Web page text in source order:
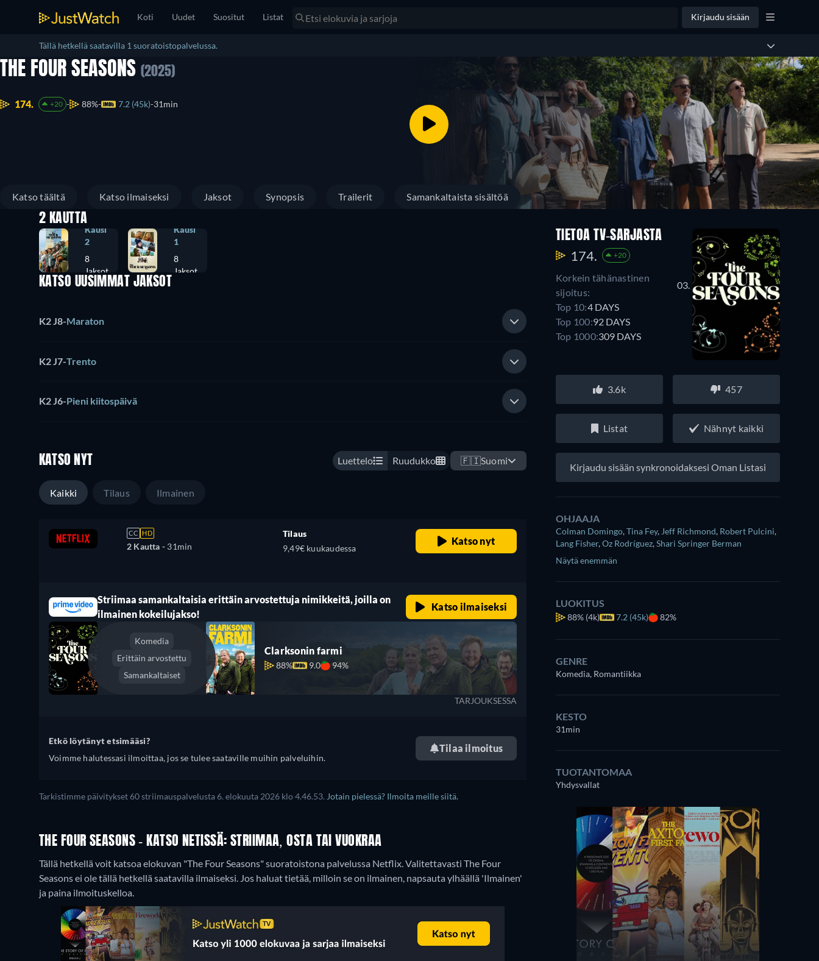
Koti Uudet Suositut Listat Kirjaudu sisään
Tällä hetkellä saatavilla 1 suoratoistopalvelussa.
THE FOUR SEASONS (2025)
174. +20 88% 7.2 (45k) 31min
Katso täältä Katso ilmaiseksi Jaksot Synopsis Trailerit Samankaltaista sisältöä
2 KAUTTA
Kausi
2
8
Jaksot
Kausi
1
8
Jaksot
KATSO UUSIMMAT JAKSOT
K2 J8-Maraton
K2 J7-Trento
K2 J6-Pieni kiitospäivä
KATSO NYT Luettelo Ruudukko 🇫🇮Suomi
Kaikki Tilaus Ilmainen
CC HD
2 Kautta - 31min
Tilaus
9,49€ kuukaudessa
Katso nyt
Striimaa samankaltaisia erittäin arvostettuja nimikkeitä, joilla on
ilmainen kokeilujakso!
Katso ilmaiseksi
Komedia
Erittäin arvostettu
Samankaltaiset
Clarksonin farmi
88% 9.0 94%
TARJOUKSESSA
Etkö löytänyt etsimääsi?
Voimme halutessasi ilmoittaa, jos se tulee saataville muihin palveluihin.
Tilaa ilmoitus
Tarkistimme päivitykset 60 striimauspalvelusta 6. elokuuta 2026 klo 4.46.53. Jotain pielessä? Ilmoita meille siitä.
THE FOUR SEASONS - KATSO NETISSÄ: STRIIMAA, OSTA TAI VUOKRAA
Tällä hetkellä voit katsoa elokuvan "The Four Seasons" suoratoistona palvelussa Netflix. Valitettavasti The Four
Seasons ei ole tällä hetkellä saatavilla ilmaiseksi. Jos haluat tietää, milloin se on ilmainen, napsauta ylhäällä 'Ilmainen'
ja paina ilmoituskelloa.
TIETOA TV-SARJASTA
174. +20
Korkein tähänastinen
sijoitus:
03.
Top 10:4 DAYS
Top 100:92 DAYS
Top 1000:309 DAYS
3.6k 457
Listat Nähnyt kaikki
Kirjaudu sisään synkronoidaksesi Oman Listasi
OHJAAJA
Colman Domingo,Tina Fey, Jeff Richmond, Robert Pulcini,
Lang Fisher,Oz Rodríguez,Shari Springer Berman
Näytä enemmän
LUOKITUS
88% (4k) 7.2 (45k) 82%
GENRE
Komedia, Romantiikka
KESTO
31min
TUOTANTOMAA
Yhdysvallat